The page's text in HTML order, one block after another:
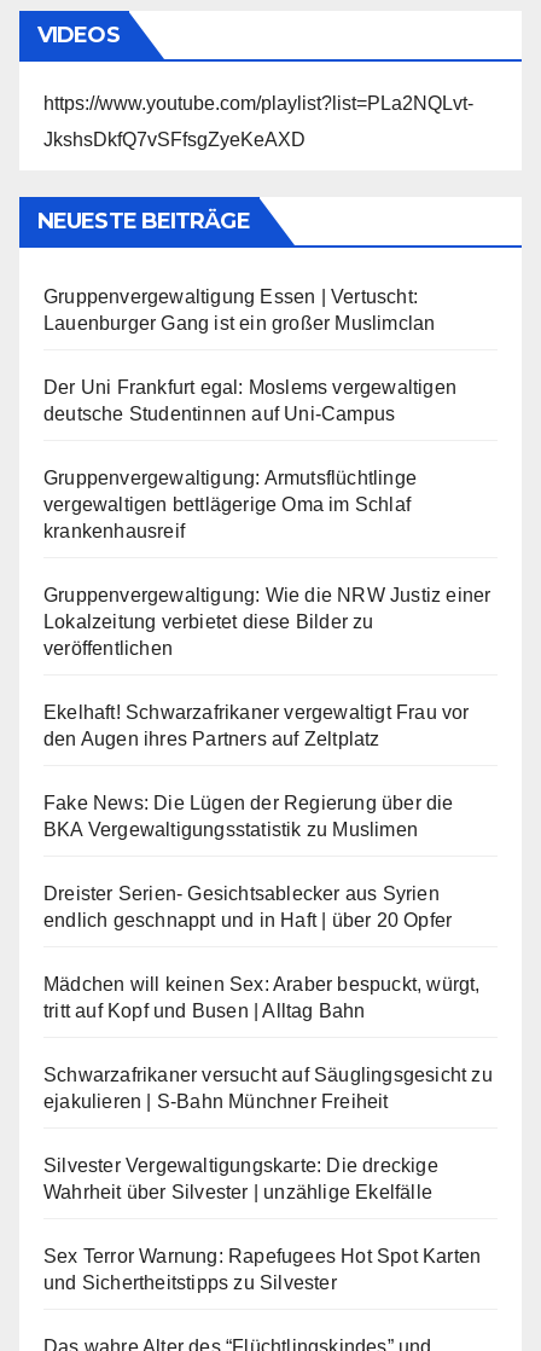
VIDEOS
https://www.youtube.com/playlist?list=PLa2NQLvt-
JkshsDkfQ7vSFfsgZyeKeAXD
NEUESTE BEITRÄGE
Gruppenvergewaltigung Essen | Vertuscht:
Lauenburger Gang ist ein großer Muslimclan
Der Uni Frankfurt egal: Moslems vergewaltigen
deutsche Studentinnen auf Uni-Campus
Gruppenvergewaltigung: Armutsflüchtlinge
vergewaltigen bettlägerige Oma im Schlaf
krankenhausreif
Gruppenvergewaltigung: Wie die NRW Justiz einer
Lokalzeitung verbietet diese Bilder zu
veröffentlichen
Ekelhaft! Schwarzafrikaner vergewaltigt Frau vor
den Augen ihres Partners auf Zeltplatz
Fake News: Die Lügen der Regierung über die
BKA Vergewaltigungsstatistik zu Muslimen
Dreister Serien- Gesichtsablecker aus Syrien
endlich geschnappt und in Haft | über 20 Opfer
Mädchen will keinen Sex: Araber bespuckt, würgt,
tritt auf Kopf und Busen | Alltag Bahn
Schwarzafrikaner versucht auf Säuglingsgesicht zu
ejakulieren | S-Bahn Münchner Freiheit
Silvester Vergewaltigungskarte: Die dreckige
Wahrheit über Silvester | unzählige Ekelfälle
Sex Terror Warnung: Rapefugees Hot Spot Karten
und Sichertheitstipps zu Silvester
Das wahre Alter des “Flüchtlingskindes” und